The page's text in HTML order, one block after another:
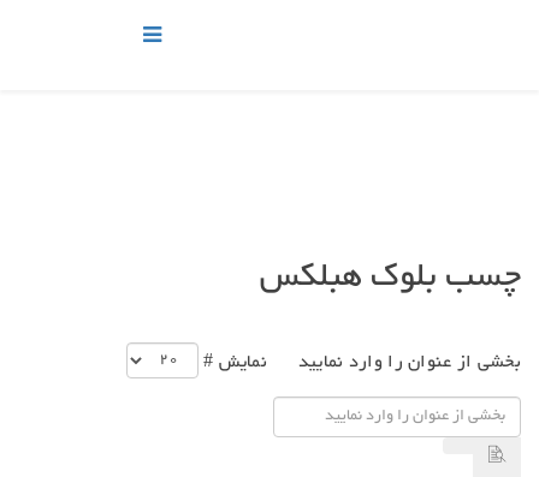
چسب بلوک هبلکس
بخشی از عنوان را وارد نمایید نمایش #